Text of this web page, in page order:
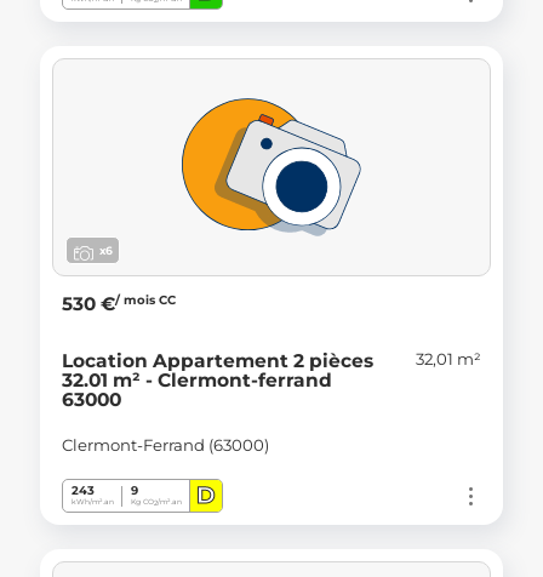
x6
530 €/ mois CC
Location Appartement 2 pièces
32.01 m² - Clermont-ferrand
63000
32,01 m²
Clermont-Ferrand (63000)
243
kWh/m².an
9
Kg CO2/m².an D